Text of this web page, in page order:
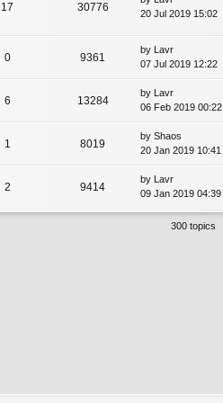
17 30776
20 Jul 2019 15:02
0 9361
by Lavr
07 Jul 2019 12:22
6 13284
by Lavr
06 Feb 2019 00:22
1 8019
by Shaos
20 Jan 2019 10:41
2 9414
by Lavr
09 Jan 2019 04:39
300 topics